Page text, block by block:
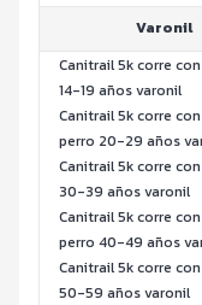
Varonil
Canitrail 5k corre
14-19 años varonil
Canitrail 5k corre
perro 20-29 años
Canitrail 5k corre
30-39 años varonil
Canitrail 5k corre
perro 40-49 años
Canitrail 5k corre
50-59 años varonil